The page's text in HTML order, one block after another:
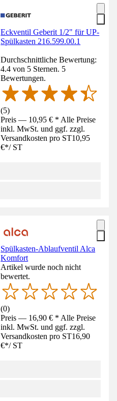
Eckventil Geberit 1/2" für UP-
Spülkasten 216.599.00.1
Durchschnittliche Bewertung:
4.4 von 5 Sternen. 5
Bewertungen.
(5)
Preis — 10,95 € * Alle Preise
inkl. MwSt. und ggf. zzgl.
Versandkosten pro ST10,95
€*/ ST
Spülkasten-Ablaufventil Alca
Komfort
Artikel wurde noch nicht
bewertet.
(0)
Preis — 16,90 € * Alle Preise
inkl. MwSt. und ggf. zzgl.
Versandkosten pro ST16,90
€*/ ST